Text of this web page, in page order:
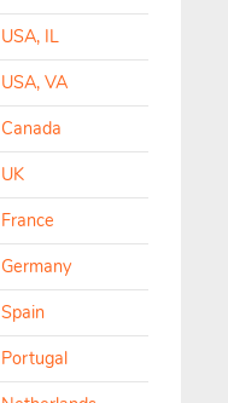
IL
VA